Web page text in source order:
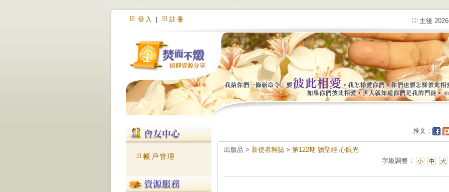
登入 註冊 主後
帳戶管理
推文：
出版品 > 新使者雜誌 > 第122期 讀聖經 心眼光
字級調整：